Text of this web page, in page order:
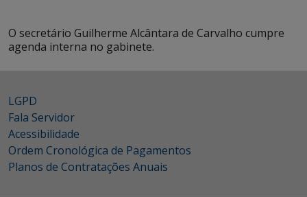
O secretário Guilherme Alcântara de Carvalho cumpre
agenda interna no gabinete.
LGPD
Fala Servidor
Acessibilidade
Ordem Cronológica de Pagamentos
Planos de Contratações Anuais